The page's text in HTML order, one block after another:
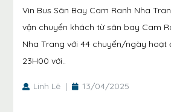
Vin Bus Sân Bay Cam Ranh Nha
vận chuyển khách từ sân bay Cam
Nha Trang với 44 chuyến/ngày hoạt
23H00 với..
Linh Lê | 13/04/2025